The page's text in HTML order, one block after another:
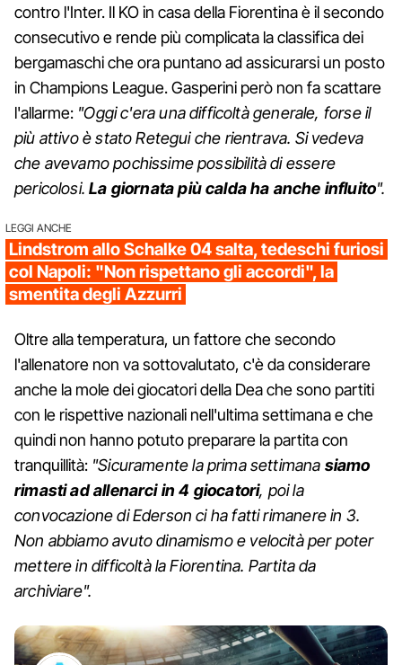
contro l'Inter. Il KO in casa della Fiorentina è il secondo
consecutivo e rende più complicata la classifica dei
bergamaschi che ora puntano ad assicurarsi un posto
in Champions League. Gasperini però non fa scattare
l'allarme: "Oggi c'era una difficoltà generale, forse il
più attivo è stato Retegui che rientrava. Si vedeva
che avevamo pochissime possibilità di essere
pericolosi.La giornata più calda ha anche influito".
LEGGI ANCHE
Lindstrom allo Schalke 04 salta, tedeschi furiosi
col Napoli: "Non rispettano gli accordi", la
smentita degli Azzurri
Oltre alla temperatura, un fattore che secondo
l'allenatore non va sottovalutato, c'è da considerare
anche la mole dei giocatori della Dea che sono partiti
con le rispettive nazionali nell'ultima settimana e che
quindi non hanno potuto preparare la partita con
tranquillità: "Sicuramente la prima settimana siamo
rimasti ad allenarci in 4 giocatori, poi la
convocazione di Ederson ci ha fatti rimanere in 3.
Non abbiamo avuto dinamismo e velocità per poter
mettere in difficoltà la Fiorentina. Partita da
archiviare".